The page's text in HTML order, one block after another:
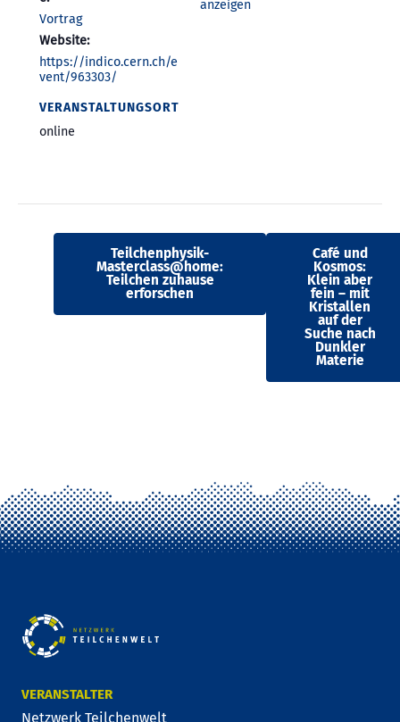
Vortrag
Website:
https://indico.cern.ch/e
vent/963303/
VERANSTALTUNGSORT
online
anzeigen
Teilchenphysik-
Masterclass@home:
Teilchen zuhause
erforschen
Café und
Kosmos:
Klein aber
fein – mit
Kristallen
auf der
Suche nach
Dunkler
Materie
VERANSTALTER
Netzwerk Teilchenwelt